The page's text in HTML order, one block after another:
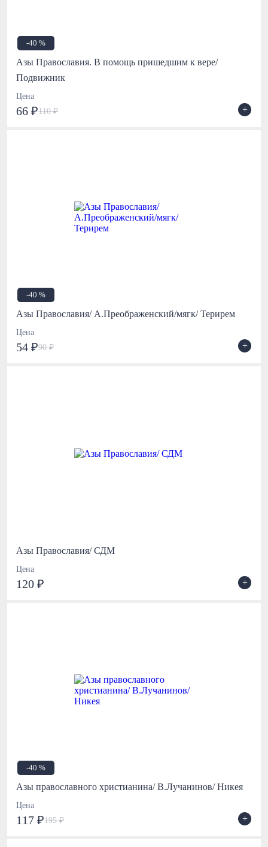
-40 %
Азы Православия. В помощь пришедшим к вере/
Подвижник
Цена
66 ₽110 ₽ +
-40 %
Азы Православия/ А.Преображенский/мягк/ Терирем
Цена
54 ₽90 ₽ +
Азы Православия/ СДМ
Цена
120 ₽ +
-40 %
Азы православного христианина/ В.Лучанинов/ Никея
Цена
117 ₽195 ₽ +